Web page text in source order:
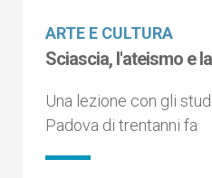
ARTE E CULTURA
Sciascia, l'ateismo e
Una lezione con gli
Padova di trentanni fa